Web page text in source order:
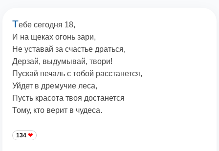
Тебе сегодня 18,
И на щеках огонь зари,
Не уставай за счастье драться,
Дерзай, выдумывай, твори!
Пускай печаль с тобой расстанется,
Уйдет в дремучие леса,
Пусть красота твоя достанется
Тому, кто верит в чудеса.
134